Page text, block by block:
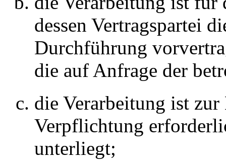
dessen Vertragspartei
Durchführung
die auf Anfrage der
die Verarbeitung ist
Verpflichtung
unterliegt;